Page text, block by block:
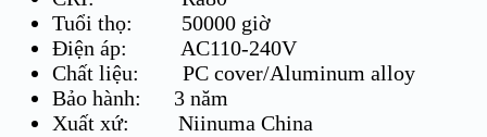
Tuổi thọ: 50000 giờ
Điện áp: AC110-240V
Chất liệu: PC cover/Aluminum alloy
Bảo hành: 3 năm
Xuất xứ: Niinuma China